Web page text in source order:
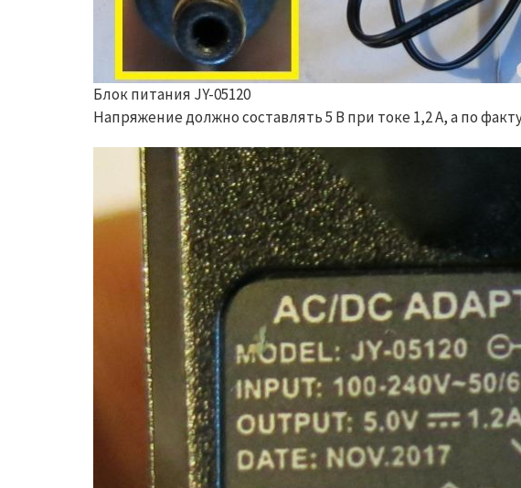
Блок питания JY-05120
Напряжение должно составлять 5 В при токе 1,2 А, а по